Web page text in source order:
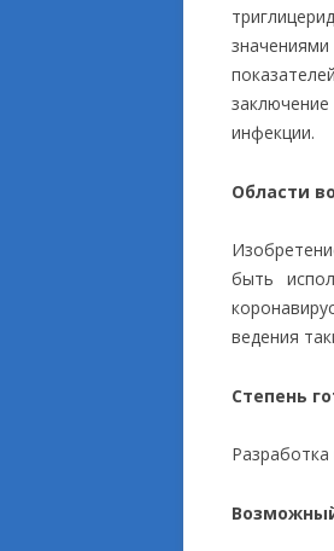
инфекции.
Области
быть
ведения
Степень
Разработка